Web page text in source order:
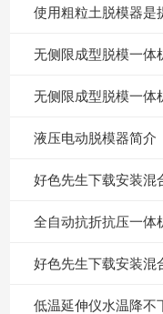
使用粗粒土脱模器是
无侧限成型脱模一体机
无侧限成型脱模一体
液压电动脱模器简介
好色先生下载安装混
全自动抗折抗压一体
低温延伸仪水温降不